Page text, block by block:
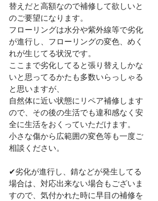
替えだと高額なので補修して欲しいと
のご要望になります。
フローリングは水分や紫外線等で劣化
が進行し、フローリングの変色、めく
れが生じてる状況です。
ここまで劣化してると張り替えしかな
いと思ってるかたも多数いらっしゃる
と思いますが、
自然体に近い状態にリペア補修します
ので、その後の生活でも違和感なく安
全に生活をおくっていただけます。
小さな傷から広範囲の変色等も一度ご
相談ください。
✔︎劣化が進行し、錆などが発生してる
場合は、対応出来ない場合もございま
すので、気付かれた時に早目の補修を